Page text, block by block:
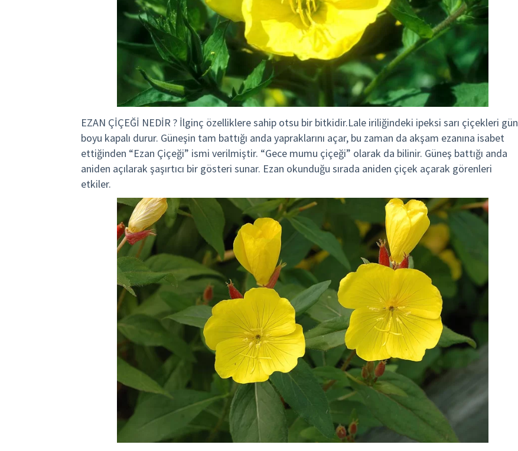
EZAN ÇİÇEĞİ NEDİR ? İlginç özelliklere sahip otsu bir bitkidir.Lale iriliğindeki ipeksi sarı çiçekleri gün
boyu kapalı durur. Güneşin tam battığı anda yapraklarını açar, bu zaman da akşam ezanına isabet
ettiğinden “Ezan Çiçeği” ismi verilmiştir. “Gece mumu çiçeği” olarak da bilinir. Güneş battığı anda
aniden açılarak şaşırtıcı bir gösteri sunar. Ezan okunduğu sırada aniden çiçek açarak görenleri
etkiler.